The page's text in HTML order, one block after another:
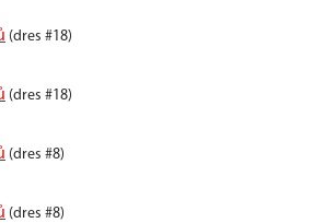
(dres #18)
(dres #18)
(dres #8)
(dres #8)